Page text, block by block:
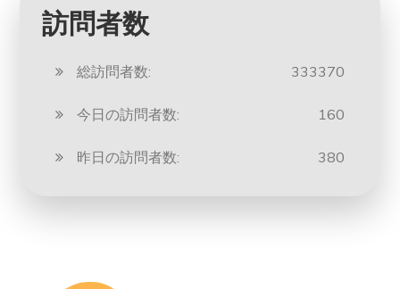
訪問者数
333370
総訪問者数:
160
今日の訪問者数:
380
昨日の訪問者数: